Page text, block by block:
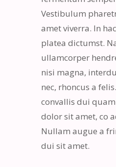
Vestibulum
amet viverra. In
platea dictumst.
ullamcorper
nisi magna,
nec, rhoncus a
convallis dui
dolor sit amet, co
Nullam augue a
dui sit amet.